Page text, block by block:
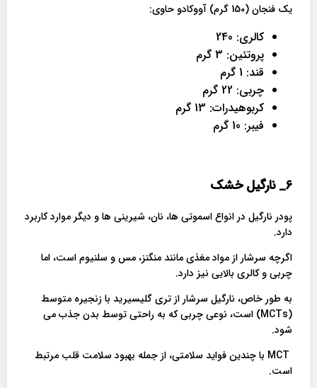
یک فنجان (150 گرم) آووکادو حاوی:
کالری: 240
پروتئین: 3 گرم
قند: 1 گرم
چربی: 22 گرم
کربوهیدرات: 13 گرم
فیبر: 10 گرم
6_ نارگیل خشک
پودر نارگیل در انواع اسموتی ها، نان، شیرینی ها و دیگر موارد کاربرد
دارد.
اگرچه سرشار از مواد مغذی مانند منگنز، مس و سلنیوم است، اما
چربی و کالری بالایی نیز دارد.
به طور خاص، نارگیل سرشار از تری گلیسیرید با زنجیره متوسط ​​
(MCTs) است، نوعی چربی که به راحتی توسط بدن جذب می
شود.
MCT با چندین فواید سلامتی، از جمله بهبود سلامت قلب مرتبط
است.